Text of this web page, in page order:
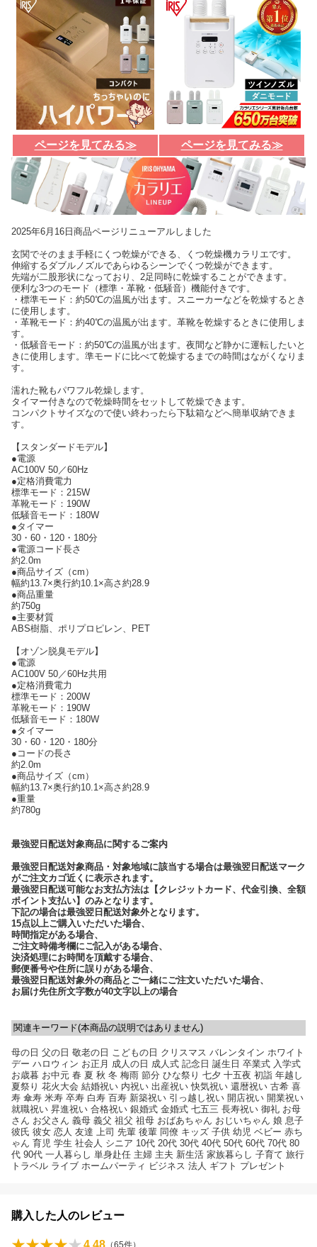
ページを見てみる≫ ページを見てみる≫
2025年6月16日商品ページリニューアルしました
玄関でそのまま手軽にくつ乾燥ができる、くつ乾燥機カラリエです。
伸縮するダブルノズルであらゆるシーンでくつ乾燥ができます。
先端が二股形状になっており、2足同時に乾燥することができます。
便利な3つのモード（標準・革靴・低騒音）機能付きです。
・標準モード：約50℃の温風が出ます。スニーカーなどを乾燥するとき
に使用します。
・革靴モード：約40℃の温風が出ます。革靴を乾燥するときに使用しま
す。
・低騒音モード：約50℃の温風が出ます。夜間など静かに運転したいと
きに使用します。準モードに比べて乾燥するまでの時間はながくなりま
す。
濡れた靴もパワフル乾燥します。
タイマー付きなので乾燥時間をセットして乾燥できます。
コンパクトサイズなので使い終わったら下駄箱などへ簡単収納できま
す。
【スタンダードモデル】
●電源
AC100V 50／60Hz
●定格消費電力
標準モード：215W
革靴モード：190W
低騒音モード：180W
●タイマー
30・60・120・180分
●電源コード長さ
約2.0m
●商品サイズ（cm）
幅約13.7×奥行約10.1×高さ約28.9
●商品重量
約750g
●主要材質
ABS樹脂、ポリプロピレン、PET
【オゾン脱臭モデル】
●電源
AC100V 50／60Hz共用
●定格消費電力
標準モード：200W
革靴モード：190W
低騒音モード：180W
●タイマー
30・60・120・180分
●コードの長さ
約2.0m
●商品サイズ（cm）
幅約13.7×奥行約10.1×高さ約28.9
●重量
約780g
最強翌日配送対象商品に関するご案内
最強翌日配送対象商品・対象地域に該当する場合は最強翌日配送マーク
がご注文カゴ近くに表示されます。
最強翌日配送可能なお支払方法は【クレジットカード、代金引換、全額
ポイント支払い】のみとなります。
下記の場合は最強翌日配送対象外となります。
15点以上ご購入いただいた場合、
時間指定がある場合、
ご注文時備考欄にご記入がある場合、
決済処理にお時間を頂戴する場合、
郵便番号や住所に誤りがある場合、
最強翌日配送対象外の商品とご一緒にご注文いただいた場合、
お届け先住所文字数が40文字以上の場合
関連キーワード(本商品の説明ではありません)
母の日 父の日 敬老の日 こどもの日 クリスマス バレンタイン ホワイト
デー ハロウィン お正月 成人の日 成人式 記念日 誕生日 卒業式 入学式
お歳暮 お中元 春 夏 秋 冬 梅雨 節分 ひな祭り 七夕 十五夜 初詣 年越し
夏祭り 花火大会 結婚祝い 内祝い 出産祝い 快気祝い 還暦祝い 古希 喜
寿 傘寿 米寿 卒寿 白寿 百寿 新築祝い 引っ越し祝い 開店祝い 開業祝い
就職祝い 昇進祝い 合格祝い 銀婚式 金婚式 七五三 長寿祝い 御礼 お母
さん お父さん 義母 義父 祖父 祖母 おばあちゃん おじいちゃん 娘 息子
彼氏 彼女 恋人 友達 上司 先輩 後輩 同僚 キッズ 子供 幼児 ベビー 赤ち
ゃん 育児 学生 社会人 シニア 10代 20代 30代 40代 50代 60代 70代 80
代 90代 一人暮らし 単身赴任 主婦 主夫 新生活 家族暮らし 子育て 旅行
トラベル ライブ ホームパーティ ビジネス 法人 ギフト プレゼント
購入した人のレビュー
4.48 （65件）